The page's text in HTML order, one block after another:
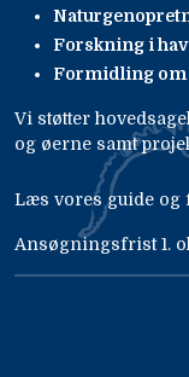
Forskning i
Formidling om
Vi støtter
og øerne samt
Læs vores guide
Ansøgningsfrist 1.